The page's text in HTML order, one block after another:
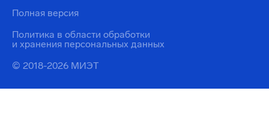
© 2018-2026 МИЭТ
Политика в области обработки
и хранения персональных данных
Полная версия